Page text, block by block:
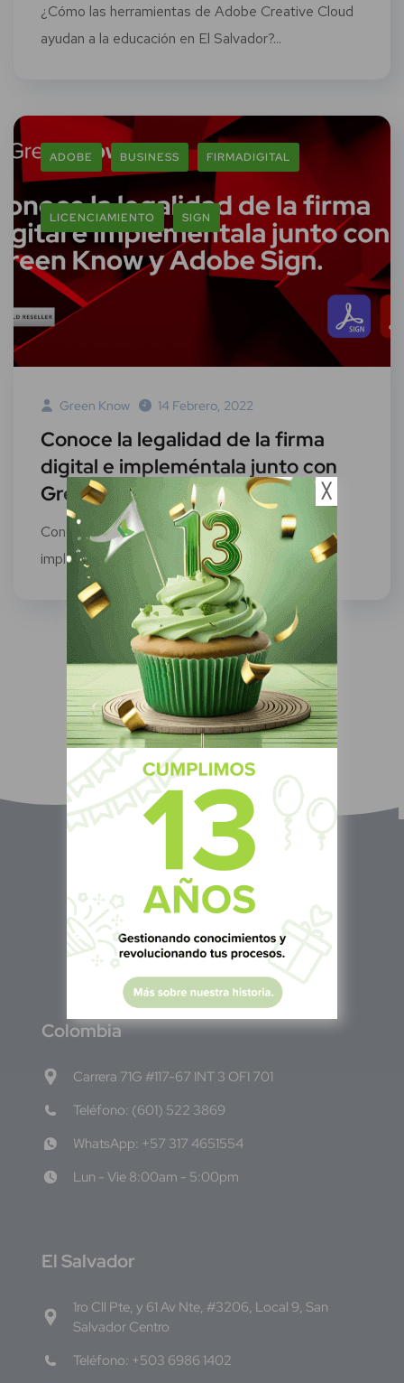
¿Cómo las herramientas de Adobe Creative Cloud
ayudan a la educación en El Salvador?...
ADOBE BUSINESS FIRMADIGITAL
LICENCIAMIENTO SIGN
Green Know 14 Febrero, 2022
Conoce la legalidad de la firma
digital e impleméntala junto con
Green Know y Adobe Sign
Conoce la legalidad de la firma digital e
impleméntala junto con Green Know y...
Colombia
Carrera 71G #117-67 INT 3 OFI 701
Teléfono: (601) 522 3869
WhatsApp: +57 317 4651554
Lun - Vie 8:00am - 5:00pm
El Salvador
1ro Cll Pte, y 61 Av Nte, #3206, Local 9, San
Salvador Centro
Teléfono: +503 6986 1402
╳